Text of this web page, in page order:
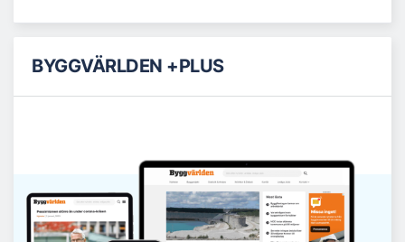
BYGGVÄRLDEN +PLUS